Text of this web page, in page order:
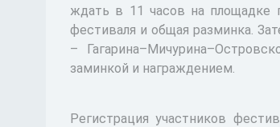
ждать в 11 часов на площадке
фестиваля и общая разминка.
–
заминкой и награждением.
Регистрация участников